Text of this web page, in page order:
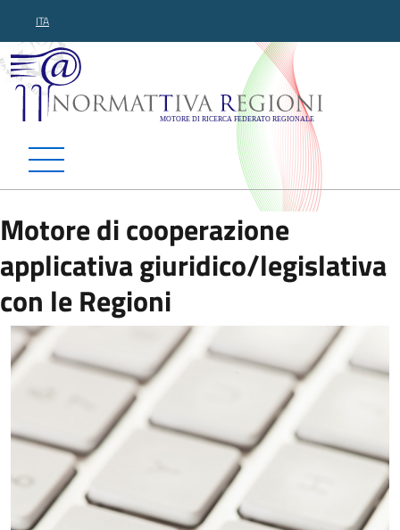
ITA
Normattiva Regioni -
Motore di cooperazione
applicativa giuridico/legislativa
con le Regioni